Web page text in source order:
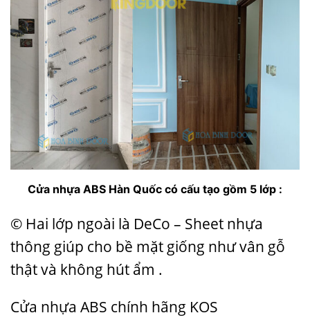
Cửa nhựa ABS Hàn Quốc có cấu tạo gồm 5 lớp :
© Hai lớp ngoài là DeCo – Sheet nhựa
thông giúp cho bề mặt giống như vân gỗ
thật và không hút ẩm .
Cửa nhựa ABS chính hãng KOS